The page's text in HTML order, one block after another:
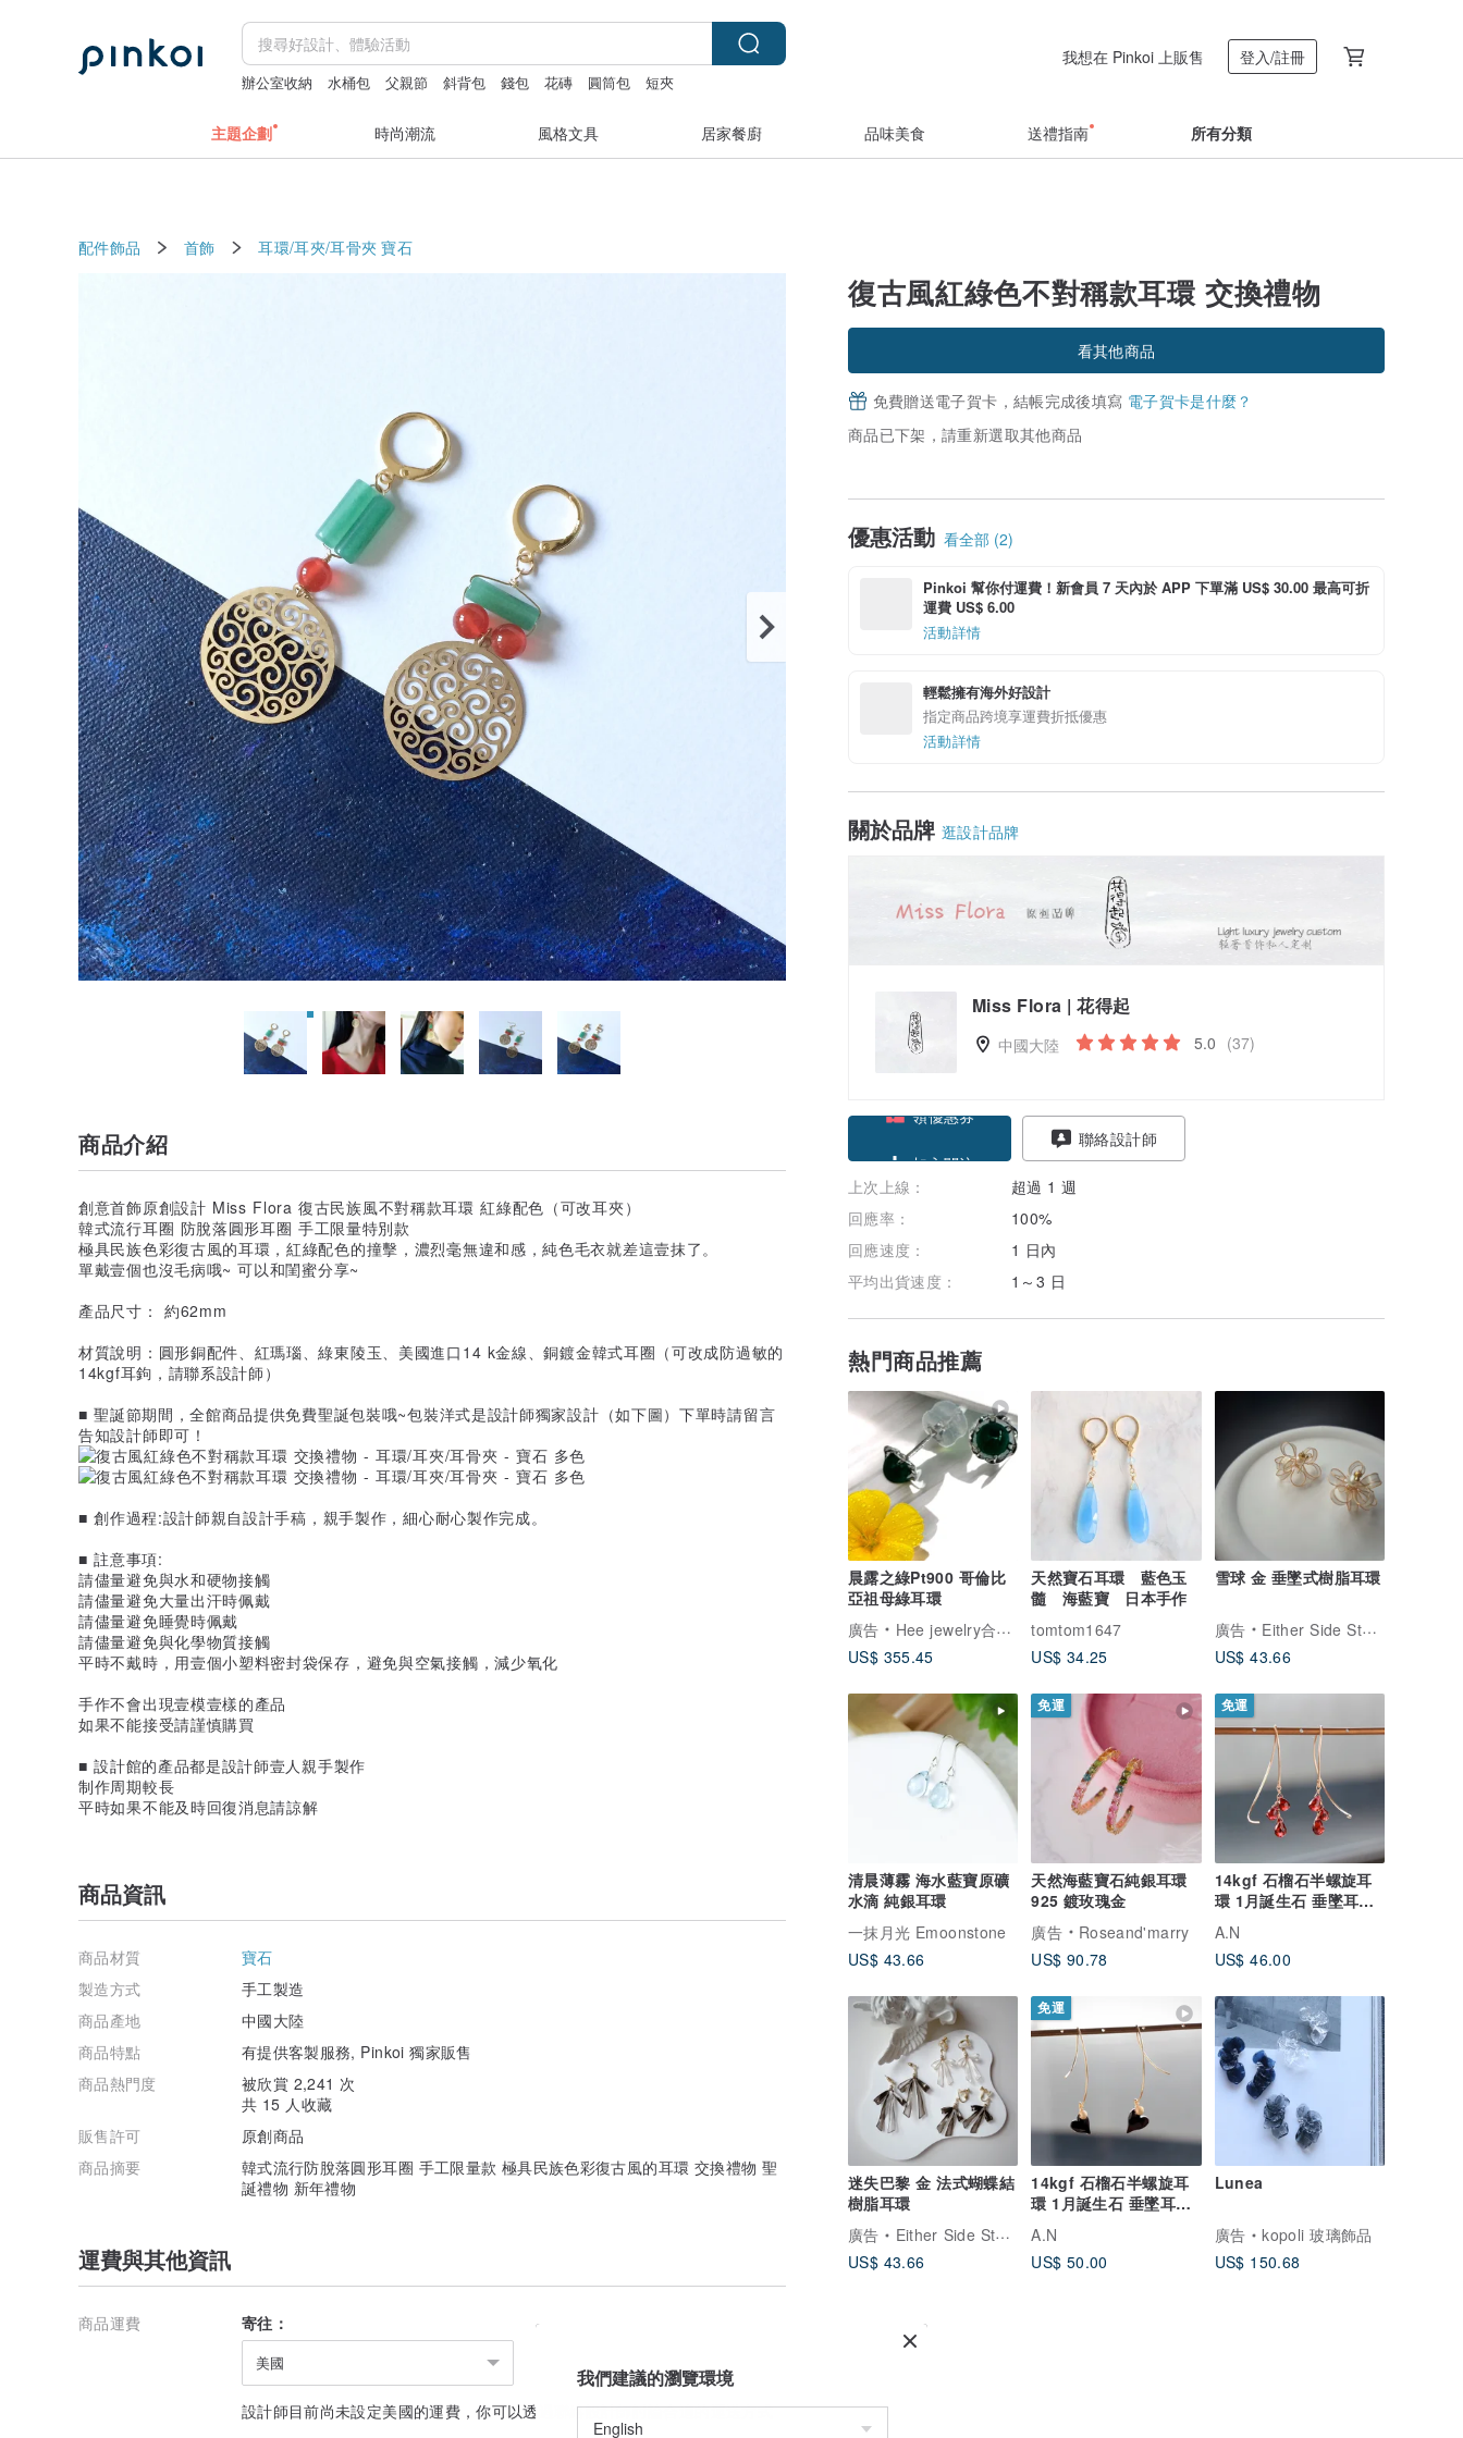
辦公室收納 水桶包 父親節 斜背包 錢包 花磚 圓筒包 短夾
我想在 Pinkoi 上販售 登入/註冊
主題企劃 時尚潮流 風格文具 居家餐廚 品味美食 送禮指南 所有分類
配件飾品 首飾 耳環/耳夾/耳骨夾 寶石
復古風紅綠色不對稱款耳環 交換禮物
看其他商品
免費贈送電子賀卡，結帳完成後填寫 電子賀卡是什麼？
商品已下架，請重新選取其他商品
優惠活動 看全部 (2)
Pinkoi 幫你付運費！新會員 7 天內於 APP 下單滿 US$ 30.00 最高可折
運費 US$ 6.00
活動詳情
輕鬆擁有海外好設計
指定商品跨境享運費折抵優惠
活動詳情
關於品牌 逛設計品牌
Miss Flora | 花得起
中國大陸 5.0 (37)
加入關注
聯絡設計師
上次上線：
超過 1 週
回應率：
100%
回應速度：
1 日內
平均出貨速度：
1～3 日
熱門商品推薦
晨露之綠Pt900 哥倫比
亞祖母綠耳環
廣告
Hee jewelry合一輕珠寶
US$ 355.45
天然寶石耳環 藍色玉
髓 海藍寶 日本手作
tomtom1647
US$ 34.25
雪球 金 垂墜式樹脂耳環
廣告
Either Side Store
US$ 43.66
清晨薄霧 海水藍寶原礦
水滴 純銀耳環
一抹月光 Emoonstone
US$ 43.66
免運
天然海藍寶石純銀耳環
925 鍍玫瑰金
廣告
Roseand'marry
US$ 90.78
免運
14kgf 石榴石半螺旋耳
環 1月誕生石 垂墜耳環
手作飾品
A.N
US$ 46.00
迷失巴黎 金 法式蝴蝶結
樹脂耳環
廣告
Either Side Store
US$ 43.66
免運
14kgf 石榴石半螺旋耳
環 1月誕生石 垂墜耳環
手作飾品
A.N
US$ 50.00
Lunea
廣告
kopoli 玻璃飾品
US$ 150.68
商品介紹
創意首飾原創設計 Miss Flora 復古民族風不對稱款耳環 紅綠配色（可改耳夾）
韓式流行耳圈 防脫落圓形耳圈 手工限量特別款
極具民族色彩復古風的耳環，紅綠配色的撞擊，濃烈毫無違和感，純色毛衣就差這壹抹了。
單戴壹個也沒毛病哦~ 可以和閨蜜分享~
產品尺寸： 約62mm
材質說明：圓形銅配件、紅瑪瑙、綠東陵玉、美國進口14 k金線、銅鍍金韓式耳圈（可改成防過敏的
14kgf耳鉤，請聯系設計師）
■ 聖誕節期間，全館商品提供免費聖誕包裝哦~包裝洋式是設計師獨家設計（如下圖）下單時請留言
告知設計師即可！
■ 創作過程:設計師親自設計手稿，親手製作，細心耐心製作完成。
■ 註意事項:
請儘量避免與水和硬物接觸
請儘量避免大量出汗時佩戴
請儘量避免睡覺時佩戴
請儘量避免與化學物質接觸
平時不戴時，用壹個小塑料密封袋保存，避免與空氣接觸，減少氧化
手作不會出現壹模壹樣的產品
如果不能接受請謹慎購買
■ 設計館的產品都是設計師壹人親手製作
制作周期較長
平時如果不能及時回復消息請諒解
商品資訊
商品材質
寶石
製造方式
手工製造
商品產地
中國大陸
商品特點
有提供客製服務, Pinkoi 獨家販售
商品熱門度
被欣賞 2,241 次
共 15 人收藏
販售許可
原創商品
商品摘要
韓式流行防脫落圓形耳圈 手工限量款 極具民族色彩復古風的耳環 交換禮物 聖
誕禮物 新年禮物
運費與其他資訊
商品運費 寄往：
美國
設計師目前尚未設定美國的運費，你可以透過 聯絡設計師討論合適的運送方式
我們建議的瀏覽環境